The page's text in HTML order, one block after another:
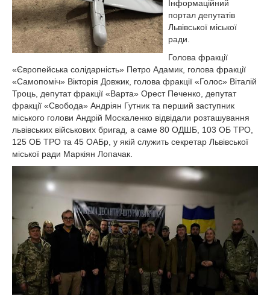
Інформаційний
портал депутатів
Львівської міської
ради.
Голова фракції
«Європейська солідарність» Петро Адамик, голова фракції
«Самопоміч» Вікторія Довжик, голова фракції «Голос» Віталій
Троць, депутат фракції «Варта» Орест Печенко, депутат
фракції «Свобода» Андріян Гутник та перший заступник
міського голови Андрій Москаленко відвідали розташування
львівських військових бригад, а саме 80 ОДШБ, 103 ОБ ТРО,
125 ОБ ТРО та 45 ОАБр, у якій служить секретар Львівської
міської ради Маркіян Лопачак.